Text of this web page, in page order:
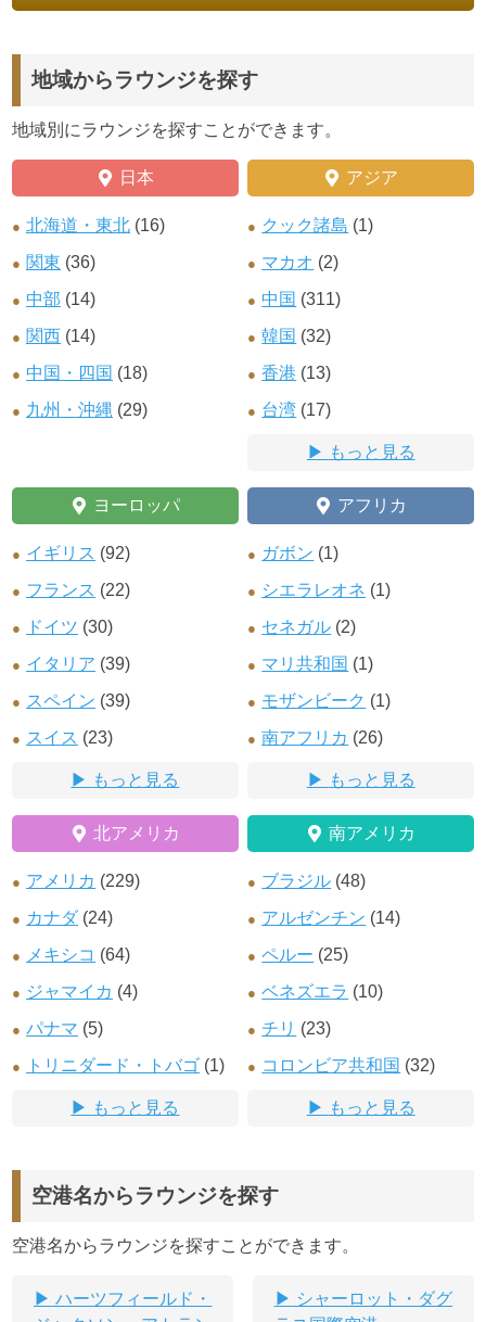
地域からラウンジを探す
地域別にラウンジを探すことができます。
日本
北海道・東北 (16)
関東 (36)
中部 (14)
関西 (14)
中国・四国 (18)
九州・沖縄 (29)
アジア
クック諸島 (1)
マカオ (2)
中国 (311)
韓国 (32)
香港 (13)
台湾 (17)
もっと見る
ヨーロッパ
イギリス (92)
フランス (22)
ドイツ (30)
イタリア (39)
スペイン (39)
スイス (23)
もっと見る
アフリカ
ガボン (1)
シエラレオネ (1)
セネガル (2)
マリ共和国 (1)
モザンビーク (1)
南アフリカ (26)
もっと見る
北アメリカ
アメリカ (229)
カナダ(24)
メキシコ (64)
ジャマイカ (4)
パナマ (5)
トリニダード・トバゴ (1)
もっと見る
南アメリカ
ブラジル (48)
アルゼンチン (14)
ペルー (25)
ベネズエラ (10)
チリ (23)
コロンビア共和国 (32)
もっと見る
空港名からラウンジを探す
空港名からラウンジを探すことができます。
ハーツフィールド・
シャーロット・ダグ